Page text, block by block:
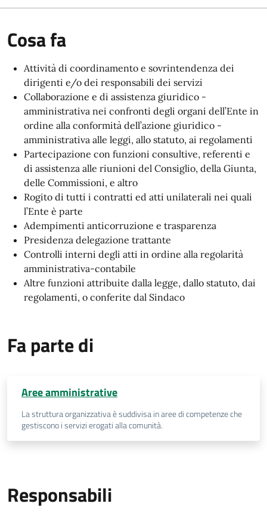
Cosa fa
Attività di coordinamento e sovrintendenza dei
dirigenti e/o dei responsabili dei servizi
Collaborazione e di assistenza giuridico -
amministrativa nei confronti degli organi dell’Ente in
ordine alla conformità dell’azione giuridico -
amministrativa alle leggi, allo statuto, ai regolamenti
Partecipazione con funzioni consultive, referenti e
di assistenza alle riunioni del Consiglio, della Giunta,
delle Commissioni, e altro
Rogito di tutti i contratti ed atti unilaterali nei quali
l’Ente è parte
Adempimenti anticorruzione e trasparenza
Presidenza delegazione trattante
Controlli interni degli atti in ordine alla regolarità
amministrativa-contabile
Altre funzioni attribuite dalla legge, dallo statuto, dai
regolamenti, o conferite dal Sindaco
Fa parte di
Aree amministrative
La struttura organizzativa è suddivisa in aree di competenze che
gestiscono i servizi erogati alla comunità.
Responsabili